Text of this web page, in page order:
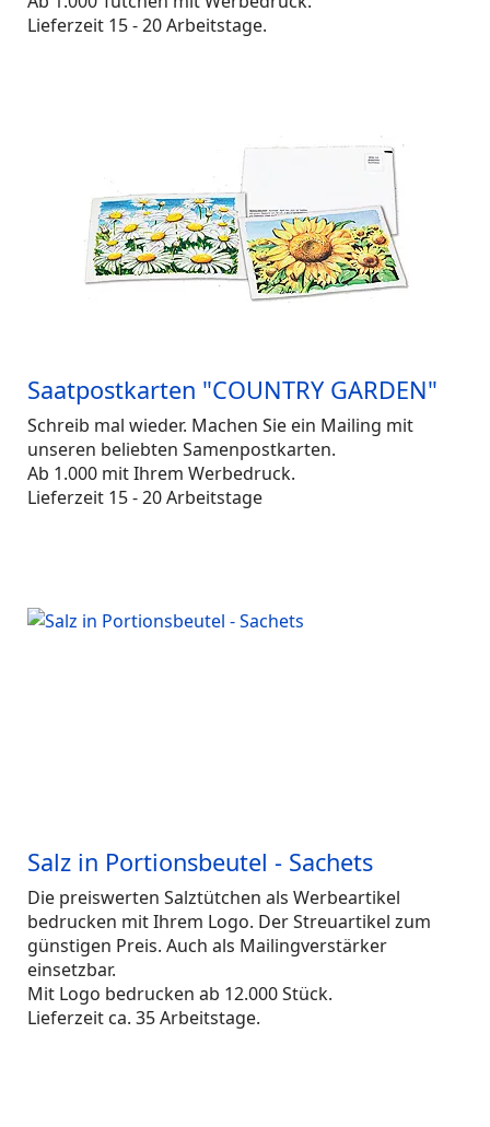
Lieferzeit 15 - 20 Arbeitstage.
Saatpostkarten "COUNTRY GARDEN"
Schreib mal wieder. Machen Sie ein Mailing mit
unseren beliebten Samenpostkarten.
Ab 1.000 mit Ihrem Werbedruck.
Lieferzeit 15 - 20 Arbeitstage
Salz in Portionsbeutel - Sachets
Die preiswerten Salztütchen als Werbeartikel
bedrucken mit Ihrem Logo. Der Streuartikel zum
günstigen Preis. Auch als Mailingverstärker
einsetzbar.
Mit Logo bedrucken ab 12.000 Stück.
Lieferzeit ca. 35 Arbeitstage.